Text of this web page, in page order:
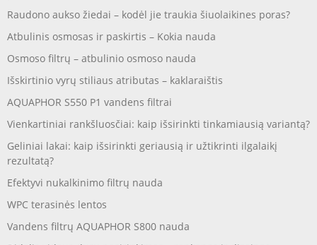
Raudono aukso žiedai – kodėl jie traukia šiuolaikines poras?
Atbulinis osmosas ir paskirtis – Kokia nauda
Osmoso filtrų – atbulinio osmoso nauda
Išskirtinio vyrų stiliaus atributas – kaklaraištis
AQUAPHOR S550 P1 vandens filtrai
Vienkartiniai rankšluosčiai: kaip išsirinkti tinkamiausią variantą?
Geliniai lakai: kaip išsirinkti geriausią ir užtikrinti ilgalaikį
rezultatą?
Efektyvi nukalkinimo filtrų nauda
WPC terasinės lentos
Vandens filtrų AQUAPHOR S800 nauda